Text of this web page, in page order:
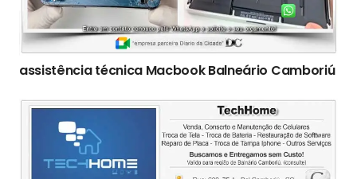
assistência técnica Macbook Balneário Camboriú